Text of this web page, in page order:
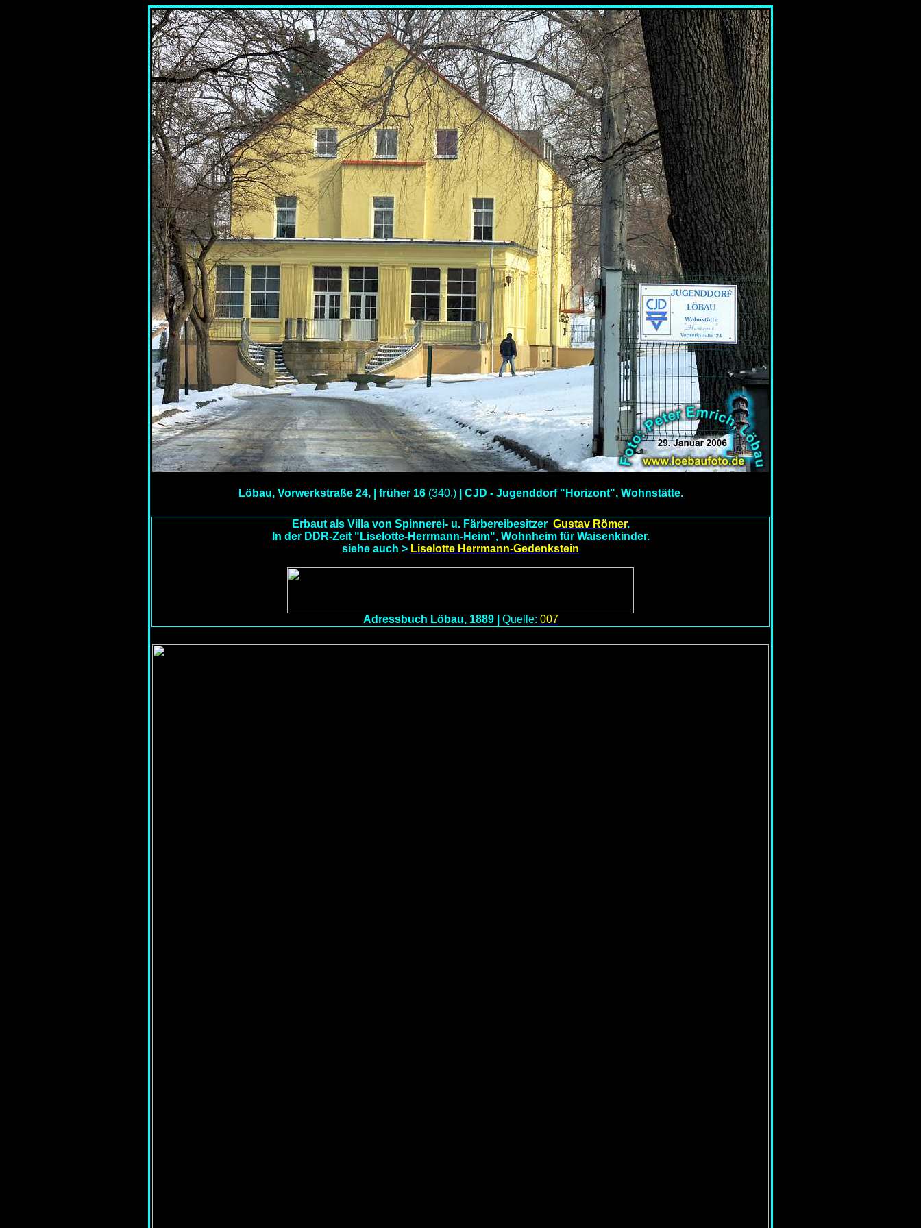
Löbau, Vorwerkstraße 24, | früher 16 (340.)| CJD - Jugenddorf "Horizont", Wohnstätte.
Erbaut als Villa von Spinnerei- u. Färbereibesitzer Gustav Römer.
In der DDR-Zeit "Liselotte-Herrmann-Heim", Wohnheim für Waisenkinder.
siehe auch > Liselotte Herrmann-Gedenkstein
Adressbuch Löbau, 1889 | Quelle: 007